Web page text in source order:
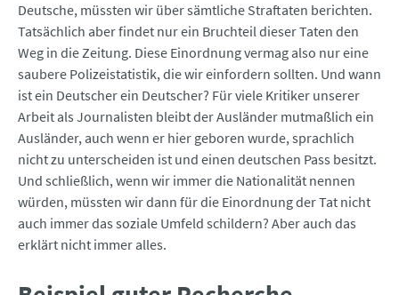
Deutsche, müssten wir über sämtliche Straftaten berichten.
Tatsächlich aber findet nur ein Bruchteil dieser Taten den
Weg in die Zeitung. Diese Einordnung vermag also nur eine
saubere Polizeistatistik, die wir einfordern sollten. Und wann
ist ein Deutscher ein Deutscher? Für viele Kritiker unserer
Arbeit als Journalisten bleibt der Ausländer mutmaßlich ein
Ausländer, auch wenn er hier geboren wurde, sprachlich
nicht zu unterscheiden ist und einen deutschen Pass besitzt.
Und schließlich, wenn wir immer die Nationalität nennen
würden, müssten wir dann für die Einordnung der Tat nicht
auch immer das soziale Umfeld schildern? Aber auch das
erklärt nicht immer alles.